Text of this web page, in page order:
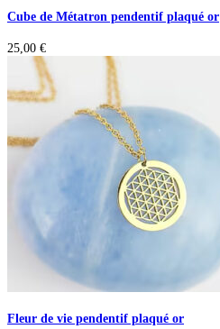
Cube de Métatron pendentif plaqué or
25,00 €
Fleur de vie pendentif plaqué or